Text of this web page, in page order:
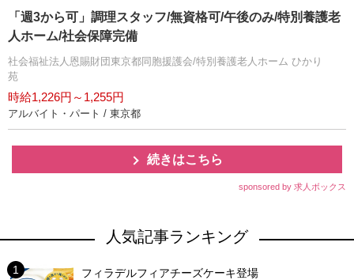
「週3から可」調理スタッフ/無資格可/午後のみ/特別養護老
人ホーム/社会保障完備
社会福祉法人恩賜財団東京都同胞援護会/特別養護老人ホーム ひかり
苑
時給1,226円～1,255円
アルバイト・パート / 東京都
続きはこちら
sponsored by 求人ボックス
人気記事ランキング
フィラデルフィアチーズケーキ登場